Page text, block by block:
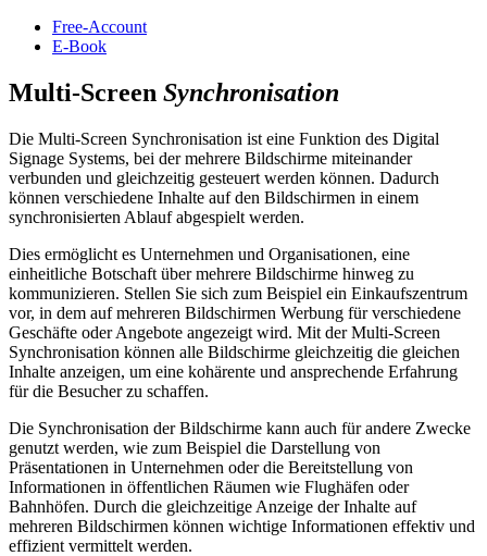
Free-Account
E-Book
Multi-Screen Synchronisation
Die Multi-Screen Synchronisation ist eine Funktion des Digital
Signage Systems, bei der mehrere Bildschirme miteinander
verbunden und gleichzeitig gesteuert werden können. Dadurch
können verschiedene Inhalte auf den Bildschirmen in einem
synchronisierten Ablauf abgespielt werden.
Dies ermöglicht es Unternehmen und Organisationen, eine
einheitliche Botschaft über mehrere Bildschirme hinweg zu
kommunizieren. Stellen Sie sich zum Beispiel ein Einkaufszentrum
vor, in dem auf mehreren Bildschirmen Werbung für verschiedene
Geschäfte oder Angebote angezeigt wird. Mit der Multi-Screen
Synchronisation können alle Bildschirme gleichzeitig die gleichen
Inhalte anzeigen, um eine kohärente und ansprechende Erfahrung
für die Besucher zu schaffen.
Die Synchronisation der Bildschirme kann auch für andere Zwecke
genutzt werden, wie zum Beispiel die Darstellung von
Präsentationen in Unternehmen oder die Bereitstellung von
Informationen in öffentlichen Räumen wie Flughäfen oder
Bahnhöfen. Durch die gleichzeitige Anzeige der Inhalte auf
mehreren Bildschirmen können wichtige Informationen effektiv und
effizient vermittelt werden.